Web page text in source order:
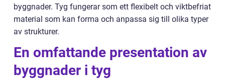
byggnader. Tyg fungerar som ett flexibelt och viktbefriat
material som kan forma och anpassa sig till olika typer
av strukturer.
En omfattande presentation av
byggnader i tyg